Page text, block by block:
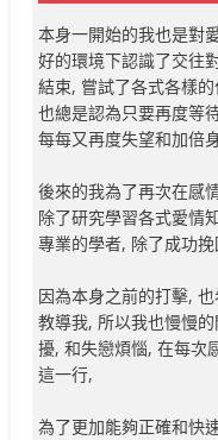
本身一開始的我也是對
好的環境下認識了交往
結束, 嘗試了各式各樣
也總是認為只要再度等
每每又再度失望和加倍
後來的我為了再次在感
除了研究學習各式愛情
專業的學者, 除了成功
因為本身之前的打擊,
教導我, 所以我也慢慢
擾, 和失戀煩惱, 在每次
這一行,
為了更加能夠正確和快